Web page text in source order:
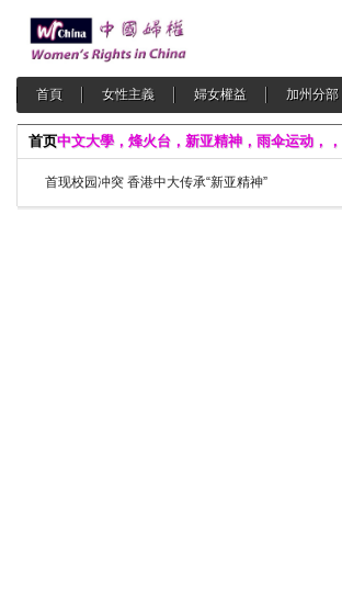
首頁 女性主義 婦女權益 加州分部
首页中文大學，烽火台，新亚精神，雨伞运动，，
首现校园冲突 香港中大传承“新亚精神”